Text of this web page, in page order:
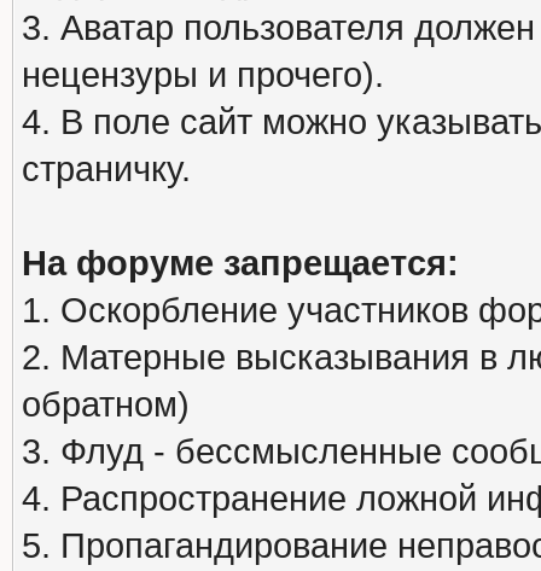
3. Аватар пользователя
нецензуры и прочего).
4. В поле сайт можно
страничку.
На форуме запрещается:
1. Оскорбление участников
2. Матерные высказывания в
обратном)
3. Флуд - бессмысленные
4. Распространение ложной
5. Пропагандирование